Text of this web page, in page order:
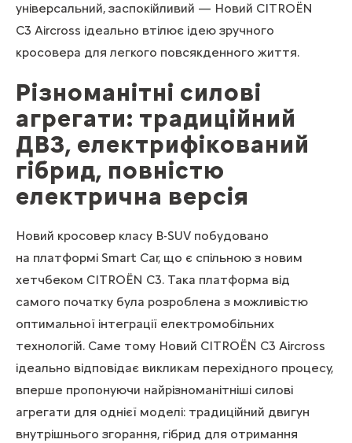
універсальний, заспокійливий — Новий CITROЁN
C3 Aircross ідеально втілює ідею зручного
кросовера для легкого повсякденного життя.
Різноманітні силові
агрегати: традиційний
ДВЗ, електрифікований
гібрид, повністю
електрична версія
Новий кросовер класу B-SUV побудовано
на платформі Smart Car, що є спільною з новим
хетчбеком CITROЁN C3. Така платформа від
самого початку була розроблена з можливістю
оптимальної інтеграції електромобільних
технологій. Саме тому Новий CITROЁN C3 Aircross
ідеально відповідає викликам перехідного процесу,
вперше пропонуючи найрізноманітніші силові
агрегати для однієї моделі: традиційний двигун
внутрішнього згорання, гібрид для отримання